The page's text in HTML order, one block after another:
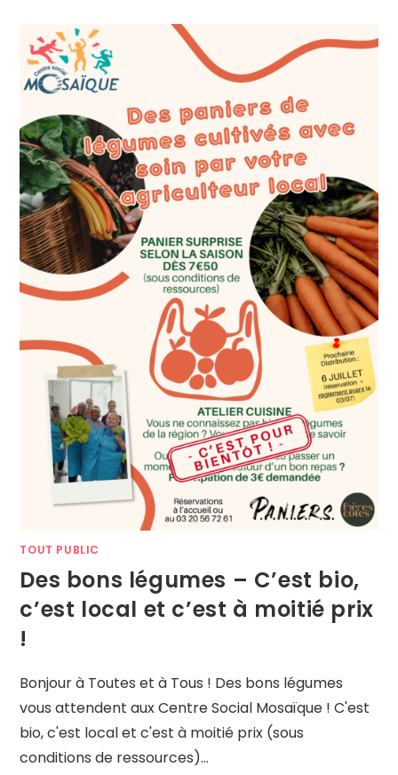
TOUT PUBLIC
Des bons légumes – C’est bio,
c’est local et c’est à moitié prix
!
Bonjour à Toutes et à Tous ! Des bons légumes
vous attendent aux Centre Social Mosaïque ! C'est
bio, c'est local et c'est à moitié prix (sous
conditions de ressources)…